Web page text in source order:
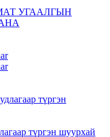
УГААЛГЫН
түргэн шуурхай